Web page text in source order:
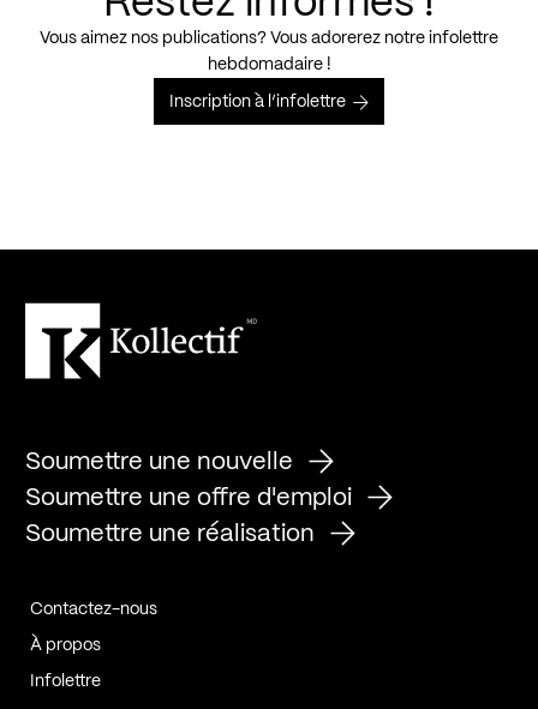
Vous aimez nos publications? Vous adorerez notre infolettre
hebdomadaire !
Inscription à l’infolettre
Soumettre une nouvelle
Soumettre une offre d'emploi
Soumettre une réalisation
Contactez-nous
À propos
Infolettre